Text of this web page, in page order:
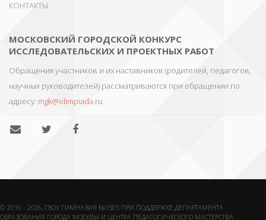
КОНТАКТЫ
МОСКОВСКИЙ ГОРОДСКОЙ КОНКУРС
ИССЛЕДОВАТЕЛЬСКИХ И ПРОЕКТНЫХ РАБОТ
Обращения участников и их наставников (родителей, педагогов,
научных руководителей) рассматриваются при обращении по
адресу: mgk@olimpiada.ru
© 2016 - 2026, ГБОУ ГИМНАЗИЯ №1505 ПРИ ПОДДЕРЖКЕ ДЕПАРТАМЕНТА
ОБРАЗОВАНИЯ ГОРОДА МОСКВЫ И ЦЕНТРА ПЕДАГОГИЧЕСКОГО МАСТЕРСТВА